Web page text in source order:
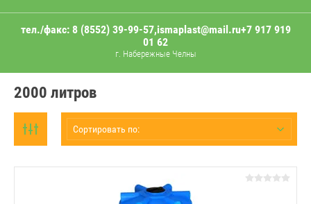
тел./факс: 8 (8552) 39-99-57,ismaplast@mail.ru+7 917 919
01 62
г. Набережные Челны
2000 литров
Сортировать по: